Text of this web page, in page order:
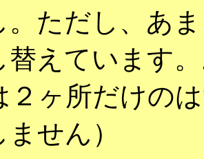
。ただし、あ
替えています
２ヶ所だけの
せん）